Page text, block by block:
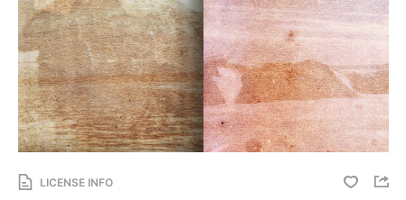
LICENSE INFO